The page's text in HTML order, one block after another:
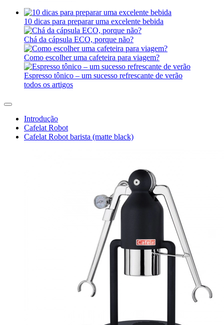
10 dicas para preparar uma excelente bebida
Chá da cápsula ECO, porque não?
Como escolher uma cafeteira para viagem?
Espresso tônico – um sucesso refrescante de verão
todos os artigos
Introdução
Cafelat Robot
Cafelat Robot barista (matte black)